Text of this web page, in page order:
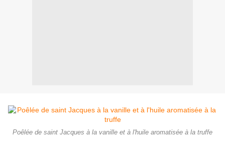
Poêlée de saint Jacques à la vanille et à l'huile aromatisée à la truffe